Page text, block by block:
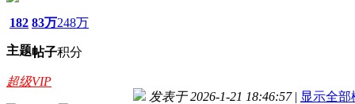
182
主题
83万
帖子
248万
积分
超级VIP
发表于 2026-1-21 18:46:57 | 显示全部